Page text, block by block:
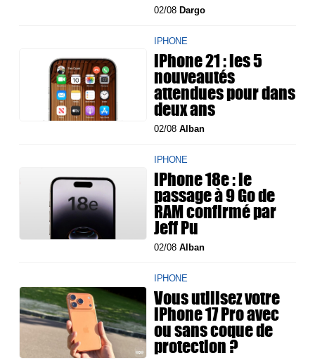
02/08 Dargo
IPHONE
iPhone 21 : les 5
nouveautés
attendues pour dans
deux ans
02/08Alban
IPHONE
iPhone 18e : le
passage à 9 Go de
RAM confirmé par
Jeff Pu
02/08Alban
IPHONE
Vous utilisez votre
iPhone 17 Pro avec
ou sans coque de
protection ?